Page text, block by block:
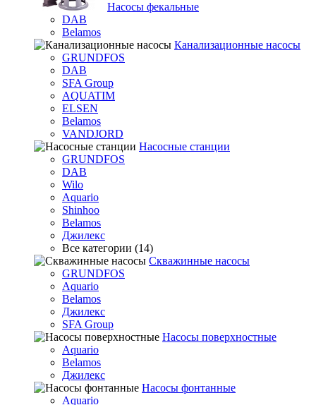
Насосы фекальные
DAB
Belamos
Канализационные насосы
GRUNDFOS
DAB
SFA Group
AQUATIM
ELSEN
Belamos
VANDJORD
Насосные станции
GRUNDFOS
DAB
Wilo
Aquario
Shinhoo
Belamos
Джилекс
Все категории (14)
Скважинные насосы
GRUNDFOS
Aquario
Belamos
Джилекс
SFA Group
Насосы поверхностные
Aquario
Belamos
Джилекс
Насосы фонтанные
Aquario